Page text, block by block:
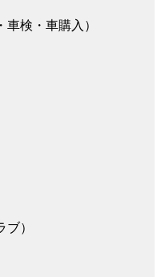
検・車購入）
）